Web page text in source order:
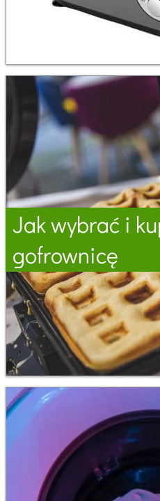
Jak wybrać i
gofrownicę